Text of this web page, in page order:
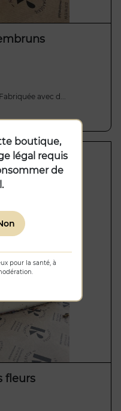
avec d...
fleurs
boutique,
légal requis
de
pour la santé, à